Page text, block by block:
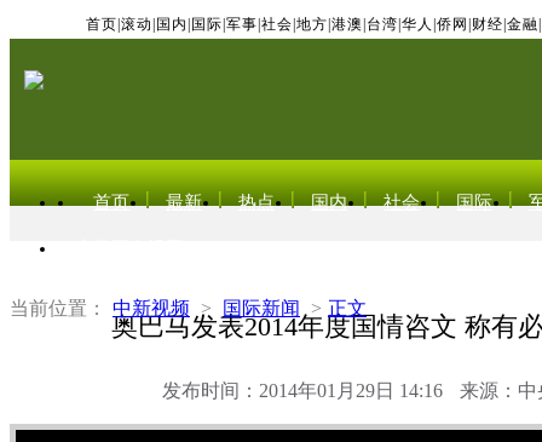
首页 滚动 国内 国际 军事 社会 地方 港澳 台湾 华人 侨网 财经 金融
首页 最新 热点 国内 社会 国际
当前位置： 中新视频 > 国际新闻 > 正文
奥巴马发表2014年度国情咨文 称有
发布时间：2014年01月29日 14:16 来源：中